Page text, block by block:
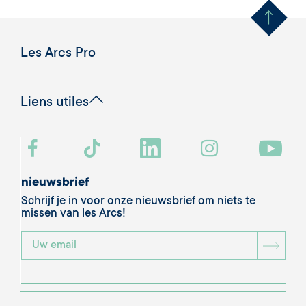
Les Arcs Pro
Liens utiles
nieuwsbrief
Schrijf je in voor onze nieuwsbrief om niets te
missen van les Arcs!